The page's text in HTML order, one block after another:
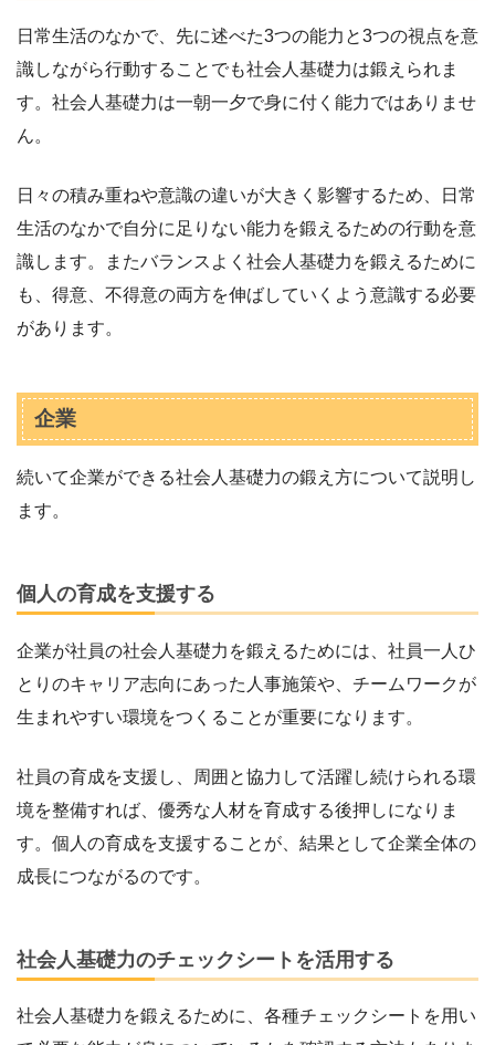
日常生活のなかで、先に述べた3つの能力と3つの視点を意
識しながら行動することでも社会人基礎力は鍛えられま
す。社会人基礎力は一朝一夕で身に付く能力ではありませ
ん。
日々の積み重ねや意識の違いが大きく影響するため、日常
生活のなかで自分に足りない能力を鍛えるための行動を意
識します。またバランスよく社会人基礎力を鍛えるために
も、得意、不得意の両方を伸ばしていくよう意識する必要
があります。
企業
続いて企業ができる社会人基礎力の鍛え方について説明し
ます。
個人の育成を支援する
企業が社員の社会人基礎力を鍛えるためには、社員一人ひ
とりのキャリア志向にあった人事施策や、チームワークが
生まれやすい環境をつくることが重要になります。
社員の育成を支援し、周囲と協力して活躍し続けられる環
境を整備すれば、優秀な人材を育成する後押しになりま
す。個人の育成を支援することが、結果として企業全体の
成長につながるのです。
社会人基礎力のチェックシートを活用する
社会人基礎力を鍛えるために、各種チェックシートを用い